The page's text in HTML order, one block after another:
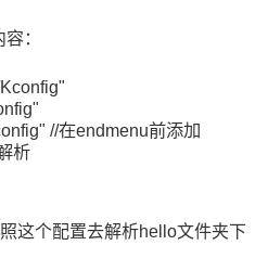
：
//在endmenu前添加
析
这个配置去解析hello文件夹下